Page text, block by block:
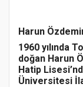
Harun
1960 yılında
doğan Harun
Hatip
Üniversitesi